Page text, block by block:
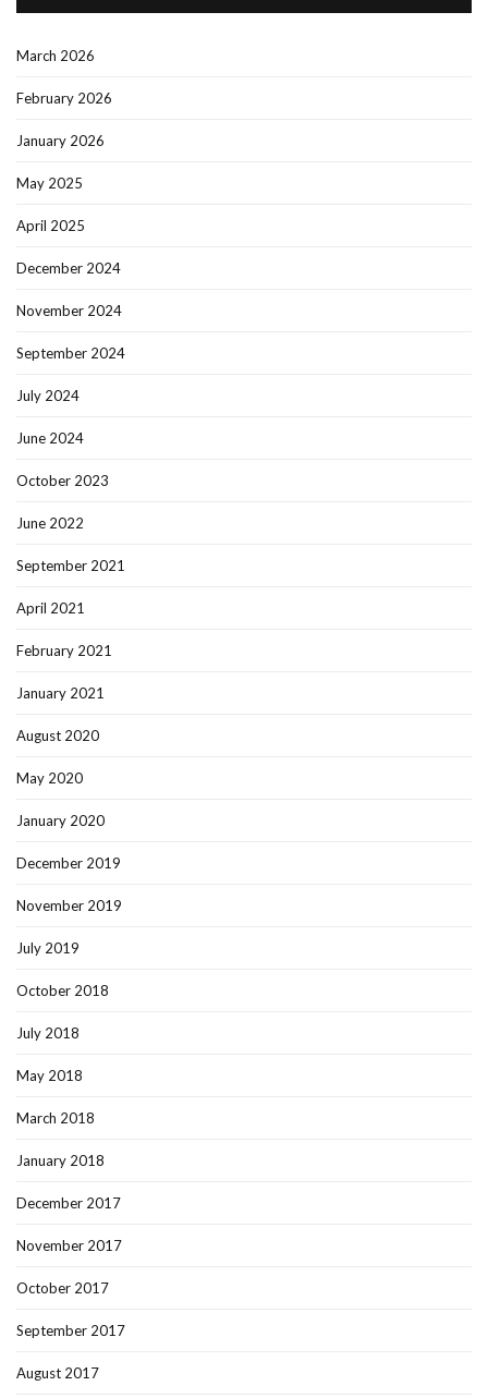
March 2026
February 2026
January 2026
May 2025
April 2025
December 2024
November 2024
September 2024
July 2024
June 2024
October 2023
June 2022
September 2021
April 2021
February 2021
January 2021
August 2020
May 2020
January 2020
December 2019
November 2019
July 2019
October 2018
July 2018
May 2018
March 2018
January 2018
December 2017
November 2017
October 2017
September 2017
August 2017